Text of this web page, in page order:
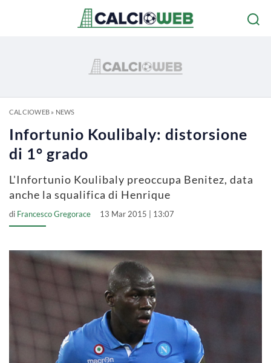
CALCIOWEB» NEWS
Infortunio Koulibaly: distorsione
di 1° grado
L'Infortunio Koulibaly preoccupa Benitez, data
anche la squalifica di Henrique
di Francesco Gregorace 13 Mar 2015 | 13:07